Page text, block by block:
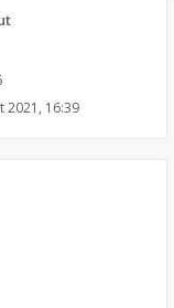
2021, 16:39